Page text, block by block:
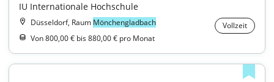
IU Internationale Hochschule
Düsseldorf, Raum Mönchengladbach
Vollzeit
Von 800,00 € bis 880,00 € pro Monat